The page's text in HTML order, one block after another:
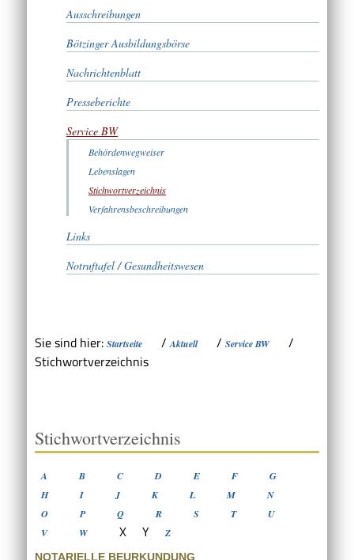
Ausschreibungen
Bötzinger Ausbildungsbörse
Nachrichtenblatt
Presseberichte
Service BW
Behördenwegweiser
Lebenslagen
Stichwortverzeichnis
Verfahrensbeschreibungen
Links
Notruftafel / Gesundheitswesen
Sie sind hier: Startseite /Aktuell / Service BW
/
Stichwortverzeichnis
Stichwortverzeichnis
A B C D E F
G
H
I J K L M
N
O
P Q R S T
U
V
W X Y Z
NOTARIELLE BEURKUNDUNG